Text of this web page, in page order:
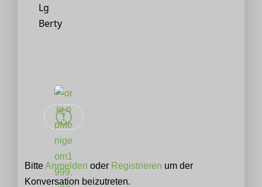
Lg
Berty
BitteAnmelden oder Registrieren um der
Konversation beizutreten.